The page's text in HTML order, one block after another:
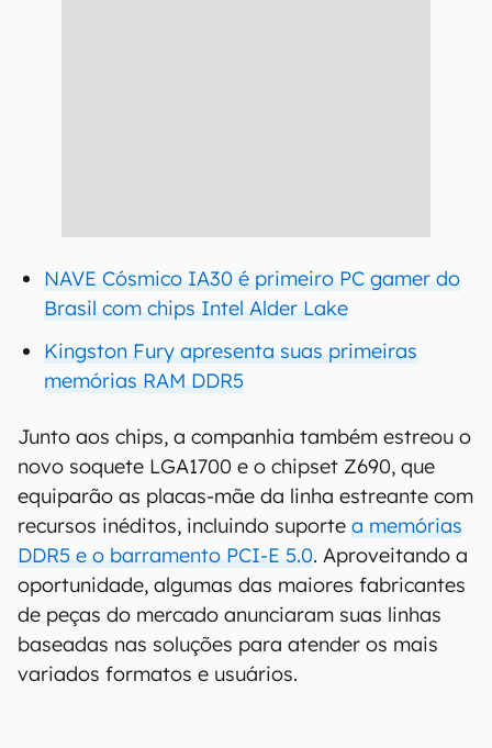
NAVE Cósmico IA30 é primeiro PC gamer do
Brasil com chips Intel Alder Lake
Kingston Fury apresenta suas primeiras
memórias RAM DDR5
Junto aos chips, a companhia também estreou o
novo soquete LGA1700 e o chipset Z690, que
equiparão as placas-mãe da linha estreante com
recursos inéditos, incluindo suporte a memórias
DDR5 e o barramento PCI-E 5.0. Aproveitando a
oportunidade, algumas das maiores fabricantes
de peças do mercado anunciaram suas linhas
baseadas nas soluções para atender os mais
variados formatos e usuários.